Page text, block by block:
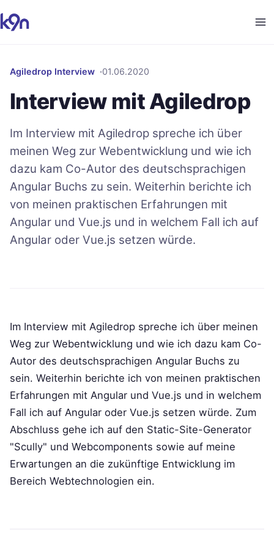
Agiledrop Interview 01.06.2020
Interview mit Agiledrop
Im Interview mit Agiledrop spreche ich über
meinen Weg zur Webentwicklung und wie ich
dazu kam Co-Autor des deutschsprachigen
Angular Buchs zu sein. Weiterhin berichte ich
von meinen praktischen Erfahrungen mit
Angular und Vue.js und in welchem Fall ich auf
Angular oder Vue.js setzen würde.
Im Interview mit Agiledrop spreche ich über meinen
Weg zur Webentwicklung und wie ich dazu kam Co-
Autor des deutschsprachigen Angular Buchs zu
sein. Weiterhin berichte ich von meinen praktischen
Erfahrungen mit Angular und Vue.js und in welchem
Fall ich auf Angular oder Vue.js setzen würde. Zum
Abschluss gehe ich auf den Static-Site-Generator
"Scully" und Webcomponents sowie auf meine
Erwartungen an die zukünftige Entwicklung im
Bereich Webtechnologien ein.